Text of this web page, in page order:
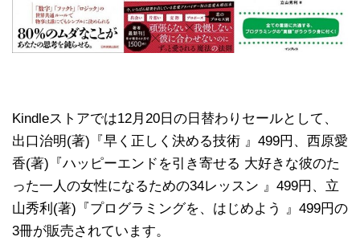
Kindleストアでは12月20日の日替わりセールとして、
出口治明(著)『早く正しく決める技術 』499円、西原愛
香(著)『ハッピーエンドを引き寄せる 大好きな彼のた
った一人の女性になるための34レッスン 』499円、立
山秀利(著)『プログラミングを、はじめよう 』499円の
3冊が販売されています。